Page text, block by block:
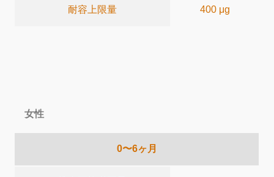
耐容上限量 400 μg
女性
0〜6ヶ月